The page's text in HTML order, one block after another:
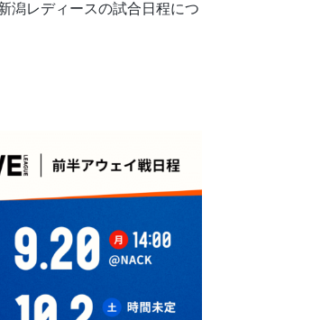
潟レディースの試合日程につ